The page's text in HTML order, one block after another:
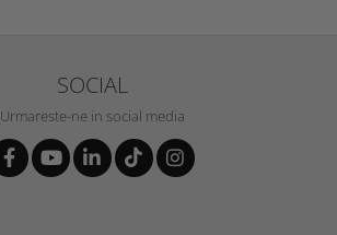
SOCIAL
Urmareste-ne in social media